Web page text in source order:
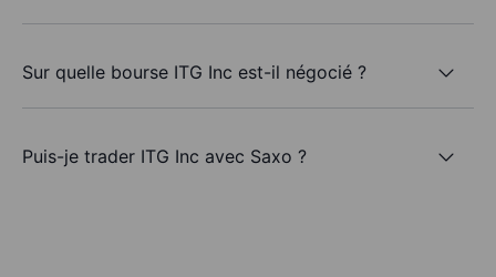
Sur quelle bourse ITG Inc est-il négocié ?
Puis-je trader ITG Inc avec Saxo ?